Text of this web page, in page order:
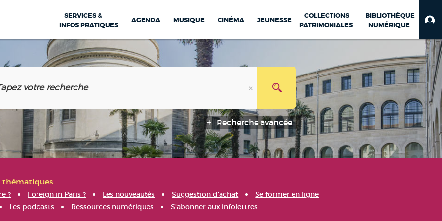
SERVICES &
INFOS PRATIQUES
AGENDA MUSIQUE CINÉMA JEUNESSE
COLLECTIONS
PATRIMONIALES
BIBLIOTHÈQUE
NUMÉRIQUE
Recherche avancée
thématiques
? Foreign in Paris ? Les nouveautés Suggestion d'achat
Se former en ligne
Les podcasts Ressources numériques S'abonner aux infolettres